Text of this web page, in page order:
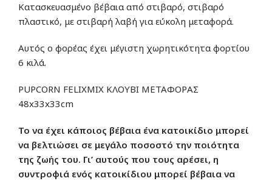
Κατασκευασμένο βέβαια από στιβαρό, στιβαρό
πλαστικό, με στιβαρή λαβή για εύκολη μεταφορά.
Αυτός ο φορέας έχει μέγιστη χωρητικότητα φορτίου
6 κιλά.
PUPCORN FELIXMIX ΚΛΟΥΒΙ ΜΕΤΑΦΟΡΑΣ
48x33x33cm
Το να έχει κάποιος βέβαια ένα κατοικίδιο μπορεί
να βελτιώσει σε μεγάλο ποσοστό την ποιότητα
της ζωής του. Γι’ αυτούς που τους αρέσει, η
συντροφιά ενός κατοικίδιου μπορεί βέβαια να